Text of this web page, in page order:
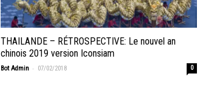
THAILANDE – RÉTROSPECTIVE: Le nouvel an
chinois 2019 version Iconsiam
Bot Admin - 07/02/2018 0